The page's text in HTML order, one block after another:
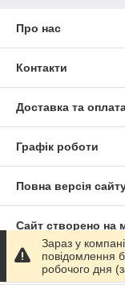
Про нас
Контакти
Доставка та
Графік роботи
Повна версія
Сайт створено на
Політика
Зараз у
повідомлення
робочого дня